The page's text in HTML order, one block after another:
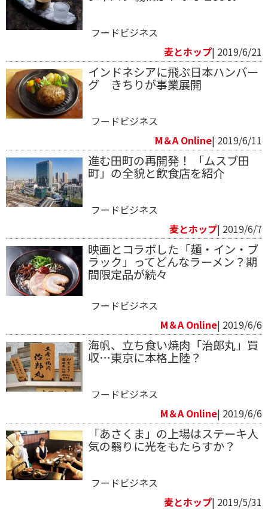
フードビジネス
麦とホップ| 2019/6/21
インドネシアに飛ぶ日本ハンバー
グ きちりが事業展開
フードビジネス
M＆A Online| 2019/6/11
進む田町の再開発！ 「ムスブ田
町」の全貌と飲食店を紹介
フードビジネス
麦とホップ| 2019/6/7
映画とコラボした「麺・イン・ブ
ラック」ってどんなラーメン？期
間限定品が続々
フードビジネス
M＆A Online| 2019/6/6
海帆、立ち食い焼肉「治郎丸」買
収…東京に本格上陸？
フードビジネス
M＆A Online| 2019/6/6
「あさくま」の上場はステーキ人
気の翳りに光をもたらすか？
フードビジネス
麦とホップ| 2019/5/31